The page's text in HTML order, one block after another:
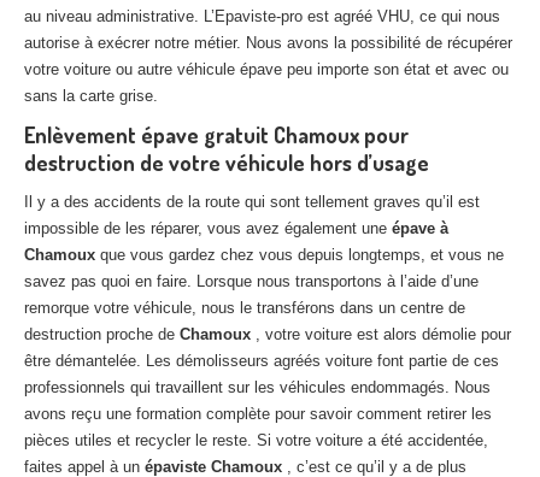
Centreagréé VHU 78 : casse auto avec destruction
Centreagréé VHU 91 : casse auto avec destruction
agréé VHU 92 : casse auto avec destruction
Centreagréé VHU 93 : casse auto avec destruction
Centre agréé VHU 94 : casse auto avec destruction
Centreagréé VHU 95 : casse auto avec destruction
DOCUMENTS À JOINDRE
RACHATVÉHICULES
CONTACT
au niveau administrative. L’Epaviste-pro est agréé VHU, ce qui nous
autorise à exécrer notre métier. Nous avons la possibilité de récupérer
votre voiture ou autre véhicule épave peu importe son état et avec ou
sans la carte grise.
Enlèvement épave gratuit Chamoux pour
destruction de votre véhicule hors d’usage
Il y a des accidents de la route qui sont tellement graves qu’il est
impossible de les réparer, vous avez également une épave à
Chamoux que vous gardez chez vous depuis longtemps, et vous ne
savez pas quoi en faire. Lorsque nous transportons à l’aide d’une
remorque votre véhicule, nous le transférons dans un centre de
destruction proche de Chamoux , votre voiture est alors démolie pour
être démantelée. Les démolisseurs agréés voiture font partie de ces
professionnels qui travaillent sur les véhicules endommagés. Nous
avons reçu une formation complète pour savoir comment retirer les
pièces utiles et recycler le reste. Si votre voiture a été accidentée,
faites appel à un épaviste Chamoux , c’est ce qu’il y a de plus